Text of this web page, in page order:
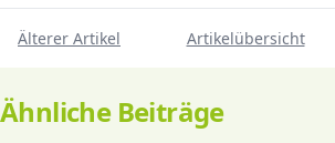
Älterer Artikel Artikelübersicht
Ähnliche Beiträge